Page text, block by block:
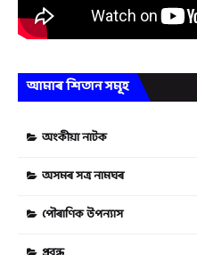
আমাৰ শিতান সমূহ
অংকীয়া নাটক
অসমৰ সত্ৰ নামঘৰ
পৌৰাণিক উপন্যাস